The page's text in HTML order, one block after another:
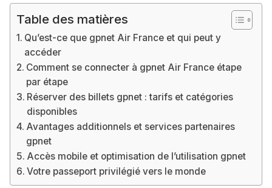
Table des matières
Qu’est-ce que gpnet Air France et qui peut y
accéder
Comment se connecter à gpnet Air France étape
par étape
Réserver des billets gpnet : tarifs et catégories
disponibles
Avantages additionnels et services partenaires
gpnet
Accès mobile et optimisation de l’utilisation gpnet
Votre passeport privilégié vers le monde